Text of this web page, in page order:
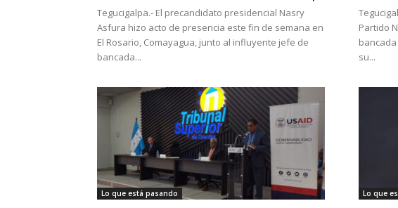
Tegucigalpa.- El precandidato presidencial Nasry
Asfura hizo acto de presencia este fin de semana en
El Rosario, Comayagua, junto al influyente jefe de
bancada...
Partido
su...
Lo que está pasando Lo que